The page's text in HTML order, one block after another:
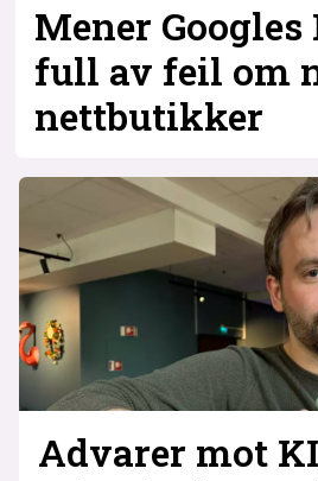
Mener
full av feil om
nettbutikker
Advarer mot